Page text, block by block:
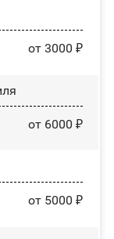
от 3000 ₽
от 6000 ₽
от 5000 ₽